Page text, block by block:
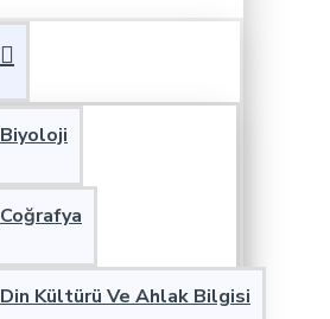
Biyoloji
Coğrafya
Din Kültürü Ve Ahlak Bilgisi